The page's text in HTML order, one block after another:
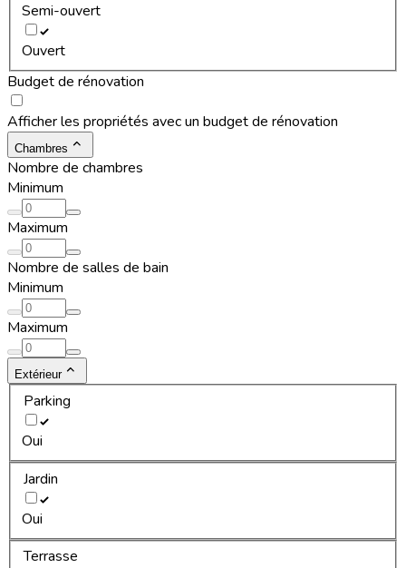
Semi-ouvert
Ouvert
Budget de rénovation
Afficher les propriétés avec un budget de rénovation
Chambres
Nombre de chambres
Minimum
Maximum
Nombre de salles de bain
Minimum
Maximum
Extérieur
Parking
Oui
Jardin
Oui
Terrasse